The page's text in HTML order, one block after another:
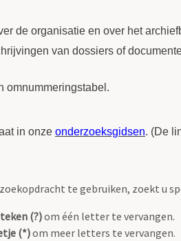
de organisatie en over het
van dossiers of
omnummeringstabel.
in onze onderzoeksgidsen. (De
te gebruiken, zoekt u
(?)om één letter te vervangen.
(*)om meer letters te vervangen.